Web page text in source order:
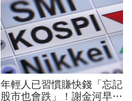
年輕人已習慣賺快錢「忘記
股市也會跌」！謝金河早一